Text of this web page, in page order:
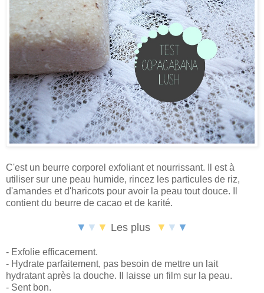
C'est un beurre corporel exfoliant et nourrissant. Il est à
utiliser sur une peau humide, rincez les particules de riz,
d'amandes et d'haricots pour avoir la peau tout douce. Il
contient du beurre de cacao et de karité.
▼ ▼ ▼ Les plus ▼ ▼ ▼
- Exfolie efficacement.
- Hydrate parfaitement, pas besoin de mettre un lait
hydratant après la douche. Il laisse un film sur la peau.
- Sent bon.